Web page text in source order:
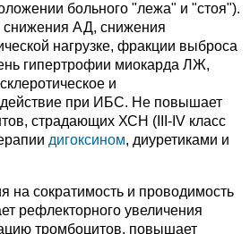
больного "лежа" и "стоя").
снижения АД, снижения
нагрузке, фракции выброса
гипертрофии миокарда ЛЖ,
и
действие при ИБС. Не повышает
страдающих ХСН (III-IV класс
дигоксином, диуретиками и
на сократимость и проводимость
рефлекторного увеличения
тромбоцитов, повышает